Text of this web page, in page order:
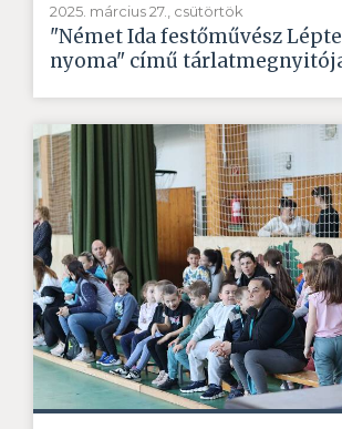
2025. március 27., csütörtök
"Német Ida festőművész
nyoma" című